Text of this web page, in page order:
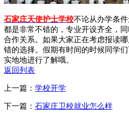
石家庄天使护士学校不论从办学条
都是非常不错的，专业开设齐全，
合作关系。如果大家正在考虑报读
错的选择。假期有时间的时候同学
实地地进行了解哦。
返回列表
上一篇： 学校开学
下一篇： 石家庄卫校就业怎么样